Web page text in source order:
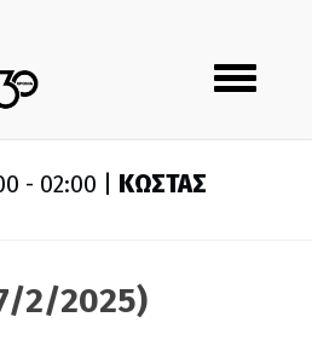
Toggle
navigation
- 02:00 | ΚΩΣΤΑΣ
2/2025)